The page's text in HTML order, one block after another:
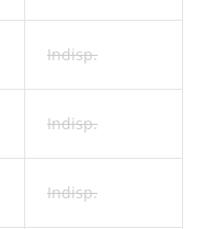
Indisp.
Indisp.
Indisp.